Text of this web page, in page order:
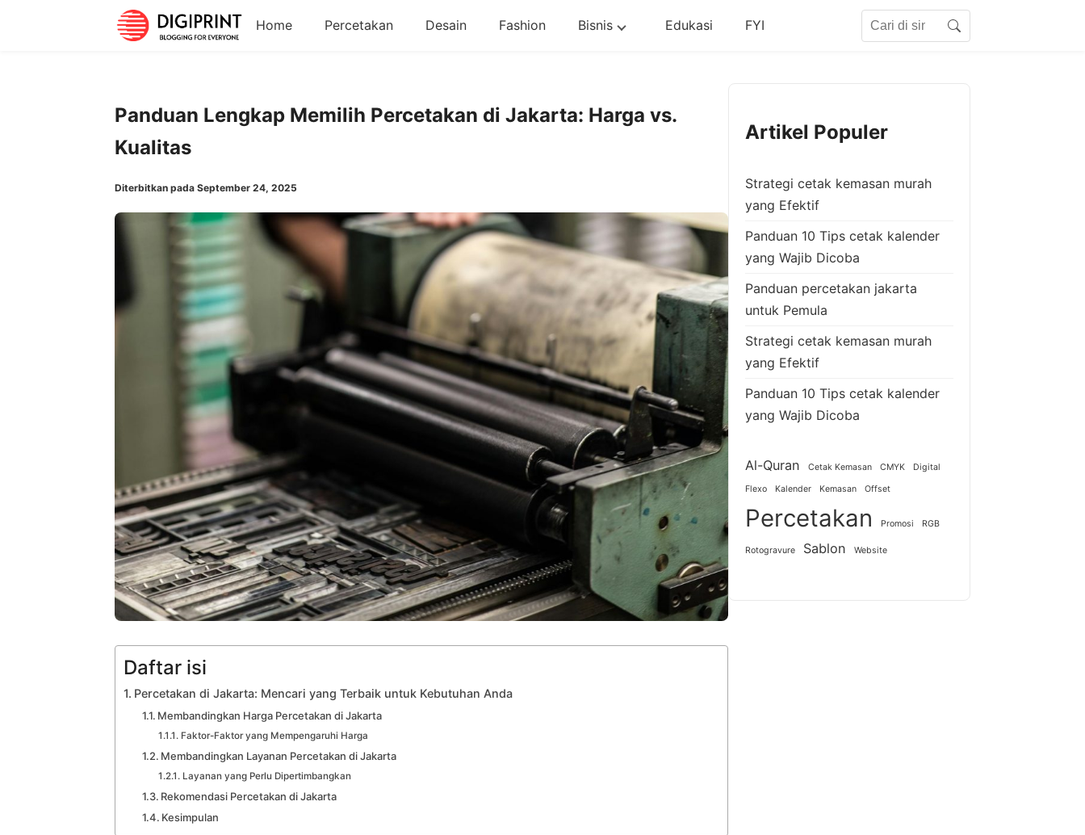
Home Percetakan Desain Fashion Bisnis Edukasi FYI Search
Panduan Lengkap Memilih Percetakan di Jakarta: Harga vs.
Kualitas
Diterbitkan pada September 24, 2025
Daftar isi
Percetakan di Jakarta: Mencari yang Terbaik untuk Kebutuhan Anda
Membandingkan Harga Percetakan di Jakarta
Faktor-Faktor yang Mempengaruhi Harga
Membandingkan Layanan Percetakan di Jakarta
Layanan yang Perlu Dipertimbangkan
Rekomendasi Percetakan di Jakarta
Kesimpulan
Artikel Populer
Strategi cetak kemasan murah
yang Efektif
Panduan 10 Tips cetak kalender
yang Wajib Dicoba
Panduan percetakan jakarta
untuk Pemula
Strategi cetak kemasan murah
yang Efektif
Panduan 10 Tips cetak kalender
yang Wajib Dicoba
Al-Quran Cetak Kemasan CMYK Digital
Flexo Kalender Kemasan Offset
Percetakan Promosi RGB
Rotogravure Sablon Website